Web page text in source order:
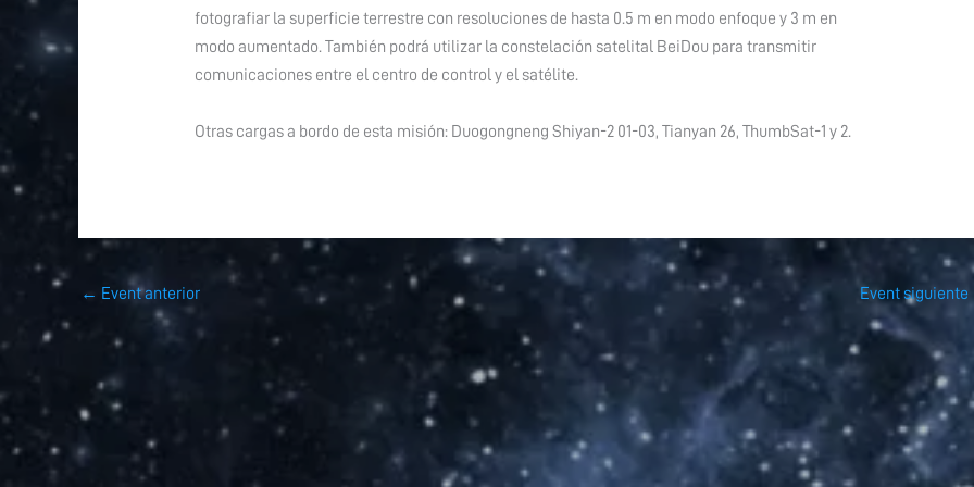
fotografiar la superficie terrestre con resoluciones de hasta 0.5 m en modo enfoque y 3 m en
modo aumentado. También podrá utilizar la constelación satelital BeiDou para transmitir
comunicaciones entre el centro de control y el satélite.
Otras cargas a bordo de esta misión: Duogongneng Shiyan-2 01-03, Tianyan 26, ThumbSat-1 y 2.
← Event anterior Event siguiente